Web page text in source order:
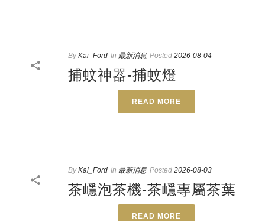
By Kai_Ford In 最新消息 Posted 2026-08-04
捕蚊神器-捕蚊燈
READ MORE
By Kai_Ford In 最新消息 Posted 2026-08-03
茶嶾泡茶機-茶嶾專屬茶葉
READ MORE